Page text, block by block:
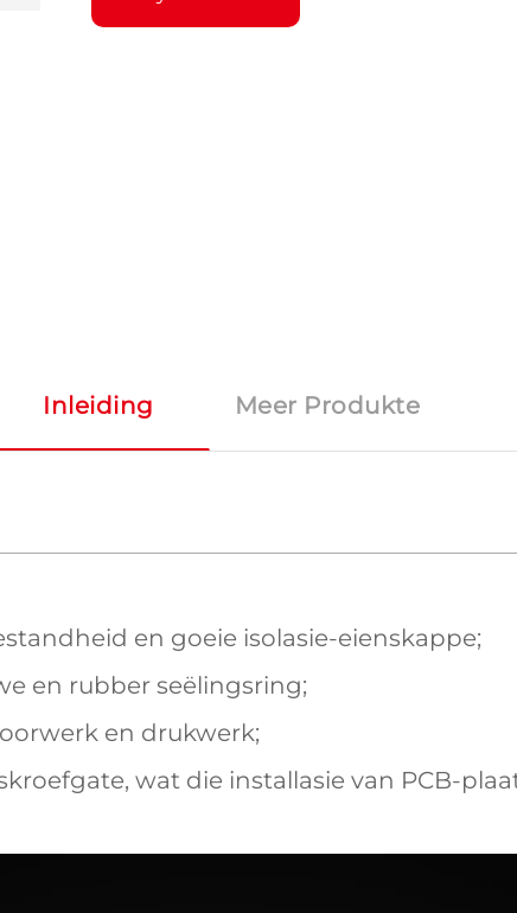
Inleiding Meer Produkte
en goeie isolasie-eienskappe;
en rubber seëlingsring;
en drukwerk;
wat die installasie van PCB-